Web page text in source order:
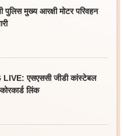
मुख्य आरक्षी मोटर परिवहन
एसएससी जीडी कांस्टेबल
लिंक